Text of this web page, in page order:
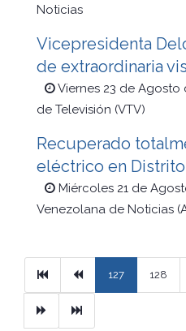
Noticias
Vicepresidenta
de extraordinaria
Viernes 23 de Agosto
de Televisión (VTV)
Recuperado
eléctrico en
Miércoles 21 de
Venezolana de Noticias
PrimeraPrevious
127 128
Ultimo